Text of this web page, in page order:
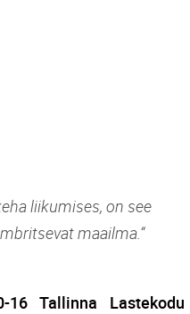
liikumises, on see
maailma.“
Tallinna Lastekodu